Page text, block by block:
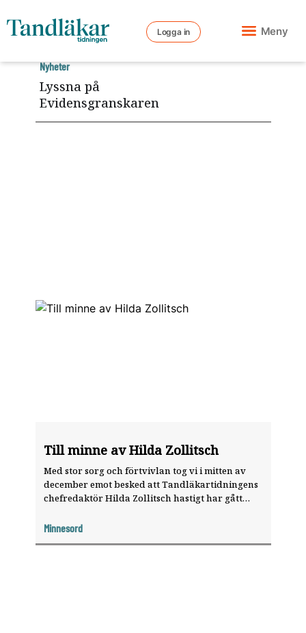
Logga in Meny
Till minne av Hilda Zollitsch
Med stor sorg och förtvivlan tog vi i mitten av
december emot besked att Tandläkartidningens
chefredaktör Hilda Zollitsch hastigt har gått
Minnesord
Lyssna på
Evidensgranskaren
Nyheter